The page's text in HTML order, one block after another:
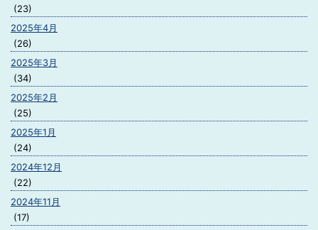
(23)
2025年4月
(26)
2025年3月
(34)
2025年2月
(25)
2025年1月
(24)
2024年12月
(22)
2024年11月
(17)